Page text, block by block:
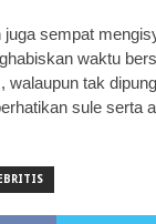
juga sempat
waktu
walaupun tak
sule serta